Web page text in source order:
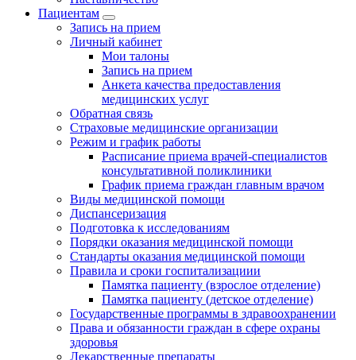
Пациентам
Запись на прием
Личный кабинет
Мои талоны
Запись на прием
Анкета качества предоставления
медицинских услуг
Обратная связь
Страховые медицинские организации
Режим и график работы
Расписание приема врачей-специалистов
консультативной поликлиники
График приема граждан главным врачом
Виды медицинской помощи
Диспансеризация
Подготовка к исследованиям
Порядки оказания медицинской помощи
Стандарты оказания медицинской помощи
Правила и сроки госпитализациии
Памятка пациенту (взрослое отделение)
Памятка пациенту (детское отделение)
Государственные программы в здравоохранении
Права и обязанности граждан в сфере охраны
здоровья
Лекарственные препараты